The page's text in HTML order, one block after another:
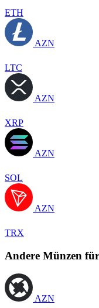
ETH
AZN
LTC
AZN
XRP
AZN
SOL
AZN
TRX
Andere Münzen
AZN